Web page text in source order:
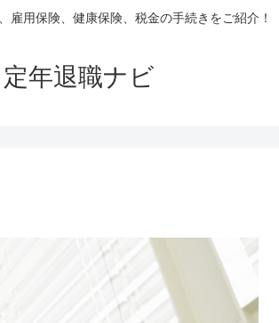
雇用保険、健康保険、税金の手続きをご紹介！
定年退職ナビ